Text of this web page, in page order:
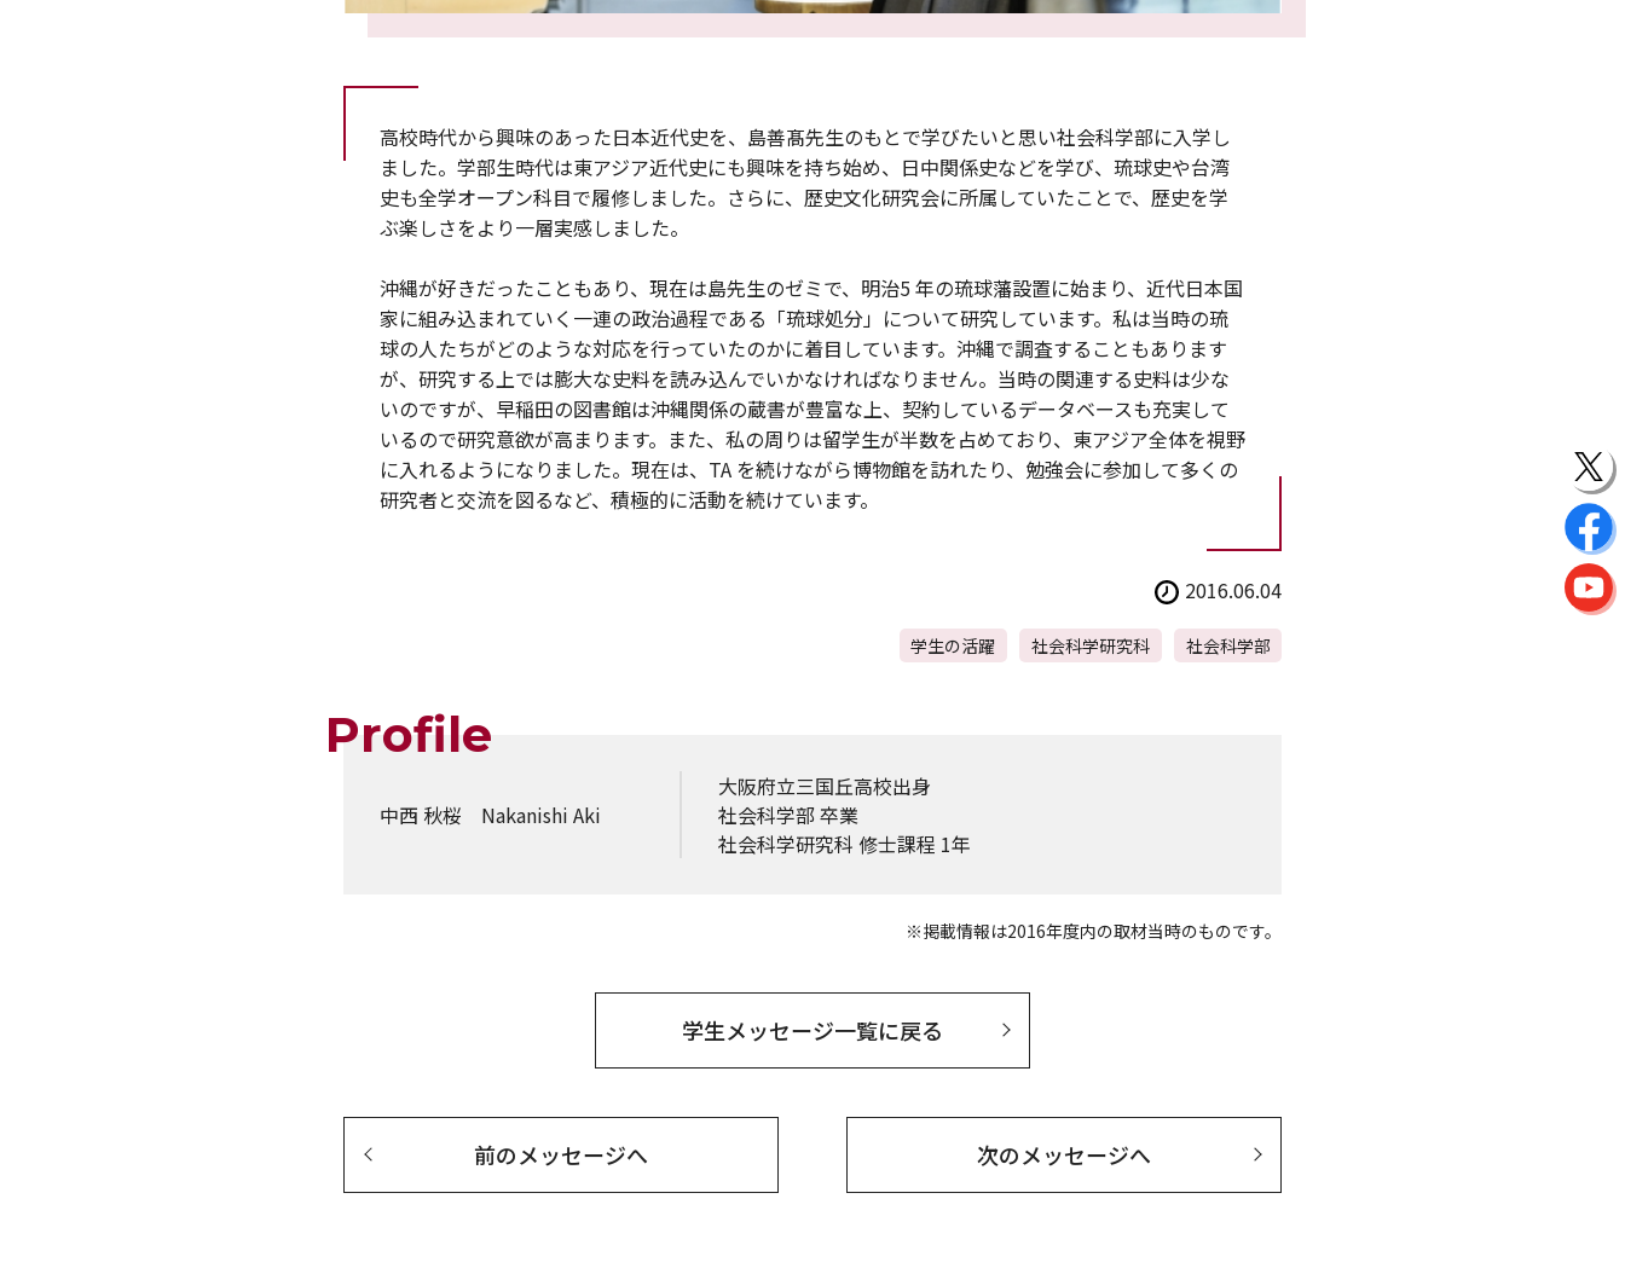
高校時代から興味のあった日本近代史を、島善髙先生のもとで学びたいと思い社会科学部に入学し
ました。学部生時代は東アジア近代史にも興味を持ち始め、日中関係史などを学び、琉球史や台湾
史も全学オープン科目で履修しました。さらに、歴史文化研究会に所属していたことで、歴史を学
ぶ楽しさをより一層実感しました。
沖縄が好きだったこともあり、現在は島先生のゼミで、明治5 年の琉球藩設置に始まり、近代日本国
家に組み込まれていく一連の政治過程である「琉球処分」について研究しています。私は当時の琉
球の人たちがどのような対応を行っていたのかに着目しています。沖縄で調査することもあります
が、研究する上では膨大な史料を読み込んでいかなければなりません。当時の関連する史料は少な
いのですが、早稲田の図書館は沖縄関係の蔵書が豊富な上、契約しているデータベースも充実して
いるので研究意欲が高まります。また、私の周りは留学生が半数を占めており、東アジア全体を視野
に入れるようになりました。現在は、TA を続けながら博物館を訪れたり、勉強会に参加して多くの
研究者と交流を図るなど、積極的に活動を続けています。
2016.06.04
学生の活躍 社会科学研究科 社会科学部
Profile
中西 秋桜 Nakanishi Aki
大阪府立三国丘高校出身
社会科学部 卒業
社会科学研究科 修士課程 1年
※掲載情報は2016年度内の取材当時のものです。
学生メッセージ一覧に戻る
前のメッセージへ 次のメッセージへ